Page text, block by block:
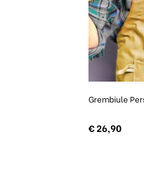
Grembiule
€26,90